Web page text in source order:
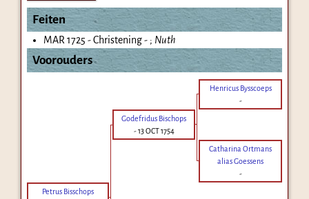
Feiten
MAR 1725 - Christening - ; Nuth
Voorouders
Henricus Bysscoeps
-
Godefridus Bischops
-13 OCT 1754
Catharina Ortmans
alias Goessens
-
Petrus Bisschops